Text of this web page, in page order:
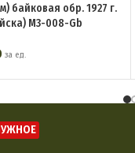
байковая обр. 1927 г.
M3-008-Gb
за ед.